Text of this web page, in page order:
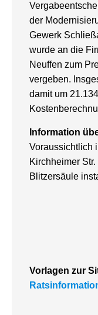
der
Gewerk
wurde an die
Neuffen zum
vergeben.
damit um
Information
Voraussichtlich
Kirchheimer
Blitzersäule
Vorlagen zur